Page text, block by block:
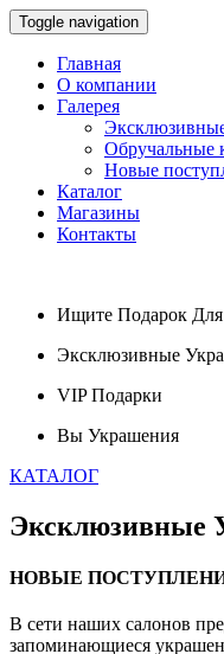
Toggle navigation
Главная
О компании
Галерея
Обручальные
Новые
Каталог
Магазины
Контакты
Ищите Подарок
Эксклюзивные
VIPПодарки
Вы Украшения
КАТАЛОГ
Эксклюзивные
НОВЫЕ
В сети наших салонов
запоминающиеся